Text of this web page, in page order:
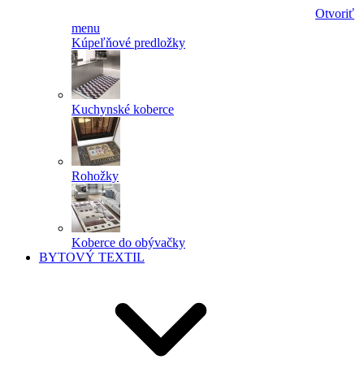
Otvoriť
menu
Kúpeľňové predložky
Kuchynské koberce
Rohožky
Koberce do obývačky
BYTOVÝ TEXTIL